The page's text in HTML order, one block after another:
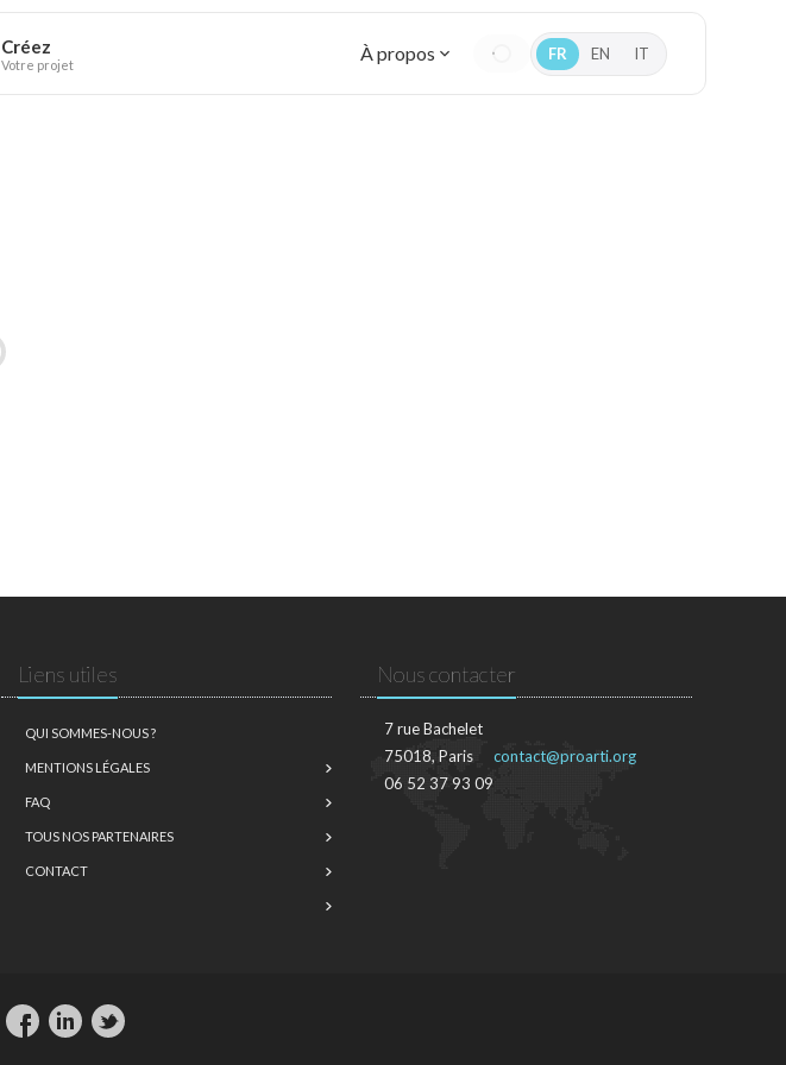
Créez
Votre projet À propos FR EN IT
Liens utiles
QUI SOMMES-NOUS ?
MENTIONS LÉGALES
FAQ
TOUS NOS PARTENAIRES
CONTACT
Nous contacter
7 rue Bachelet
75018, Paris
06 52 37 93 09
contact@proarti.org